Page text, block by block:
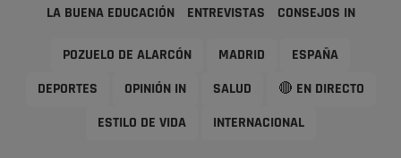
LA BUENA EDUCACIÓN
ENTREVISTAS CONSEJOS IN
POZUELO DE ALARCÓN MADRID ESPAÑA
DEPORTES OPINIÓN IN SALUD 🔴 EN DIRECTO
ESTILO DE VIDA INTERNACIONAL